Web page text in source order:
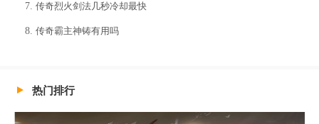
传奇烈火剑法几秒冷却最快
传奇霸主神铸有用吗
热门排行